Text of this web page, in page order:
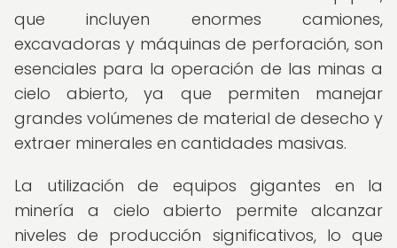
que incluyen enormes camiones,
excavadoras y máquinas de perforación, son
esenciales para la operación de las minas a
cielo abierto, ya que permiten manejar
grandes volúmenes de material de desecho y
extraer minerales en cantidades masivas.
La utilización de equipos gigantes en la
minería a cielo abierto permite alcanzar
niveles de producción significativos, lo que